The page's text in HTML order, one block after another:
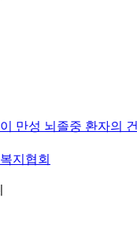
만성 뇌졸중 환자의
지협회